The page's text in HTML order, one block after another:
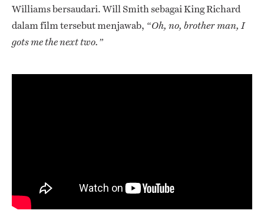
Williams bersaudari. Will Smith sebagai King Richard
dalam film tersebut menjawab, “Oh, no, brother man, I
gots me the next two.”